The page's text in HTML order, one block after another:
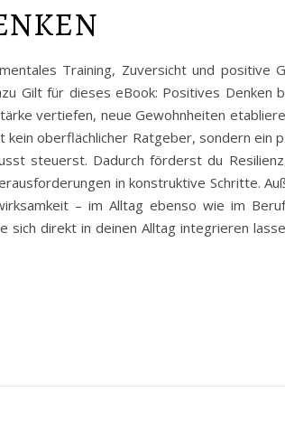
Training, Zuversicht und positive
Gilt für dieses eBook: Positives
vertiefen, neue Gewohnheiten
oberflächlicher Ratgeber, sondern ein
steuerst. Dadurch förderst du
in konstruktive Schritte.
– im Alltag ebenso wie im
direkt in deinen Alltag integrieren